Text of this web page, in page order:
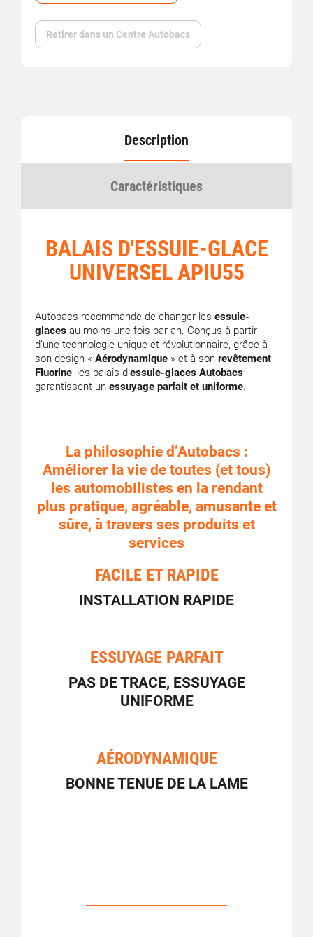
Retirer dans un Centre Autobacs
Description
Caractéristiques
BALAIS D'ESSUIE-GLACE
UNIVERSEL APIU55
Autobacs recommande de changer les essuie-
glaces au moins une fois par an. Conçus à partir
d’une technologie unique et révolutionnaire, grâce à
son design « Aérodynamique » et à son revêtement
Fluorine, les balais d’essuie-glaces Autobacs
garantissent un essuyage parfait et uniforme.
La philosophie d’Autobacs :
Améliorer la vie de toutes (et tous)
les automobilistes en la rendant
plus pratique, agréable, amusante et
sûre, à travers ses produits et
services
FACILE ET RAPIDE
INSTALLATION RAPIDE
ESSUYAGE PARFAIT
PAS DE TRACE, ESSUYAGE
UNIFORME
AÉRODYNAMIQUE
BONNE TENUE DE LA LAME